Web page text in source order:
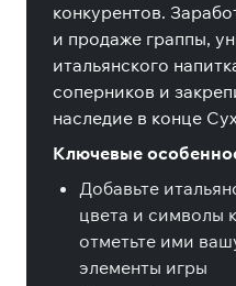
конкурентов.
и продаже граппы,
итальянского
соперников и
наследие в конце
Ключевые
Добавьте
цвета и символы
отметьте ими
элементы игры